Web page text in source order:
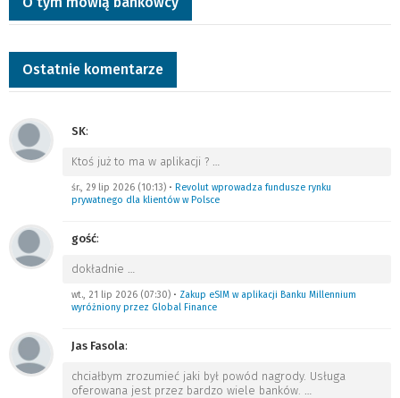
Ostatnie komentarze
SK:
Ktoś już to ma w aplikacji ? …
śr., 29 lip 2026 (10:13) • Revolut wprowadza fundusze rynku
prywatnego dla klientów w Polsce
gość:
dokładnie …
wt., 21 lip 2026 (07:30) • Zakup eSIM w aplikacji Banku Millennium
wyróżniony przez Global Finance
Jas Fasola:
chciałbym zrozumieć jaki był powód nagrody. Usługa
oferowana jest przez bardzo wiele banków. …